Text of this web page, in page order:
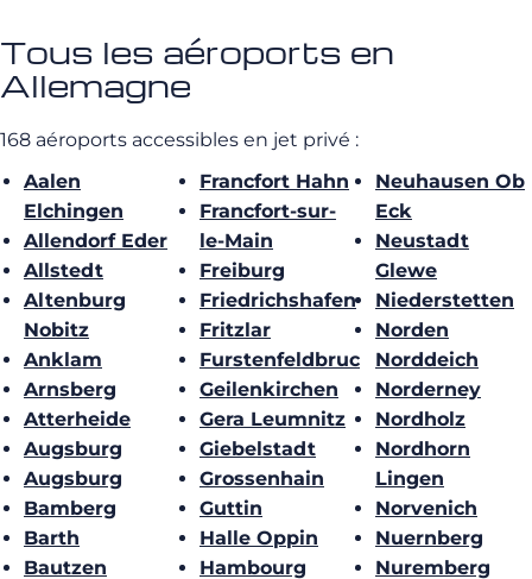
Tous les aéroports en
Allemagne
168 aéroports accessibles en jet privé :
Aalen
Elchingen
Allendorf Eder
Allstedt
Altenburg
Nobitz
Anklam
Arnsberg
Atterheide
Augsburg
Augsburg
Bamberg
Barth
Bautzen
Francfort Hahn
Francfort-sur-
le-Main
Freiburg
Friedrichshafen
Fritzlar
Furstenfeldbruc
Geilenkirchen
Gera Leumnitz
Giebelstadt
Grossenhain
Guttin
Halle Oppin
Hambourg
Neuhausen Ob
Eck
Neustadt
Glewe
Niederstetten
Norden
Norddeich
Norderney
Nordholz
Nordhorn
Lingen
Norvenich
Nuernberg
Nuremberg